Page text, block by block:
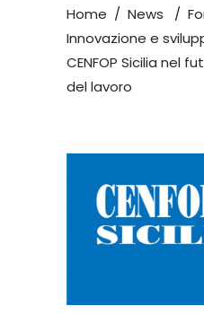
Home / News /
Innovazione e
CENFOP Sicilia nel
del lavoro